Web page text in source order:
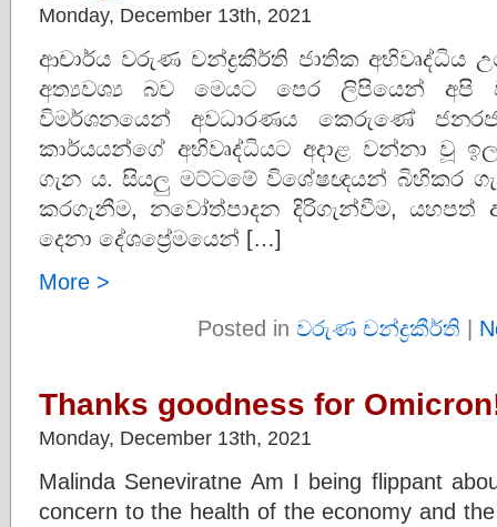
Monday, December 13th, 2021
ආචාර්ය වරුණ චන්ද්‍රකීර්ති ජාතික අභිවෘද්ධිය
අත්‍යවශ්‍ය බව මෙයට පෙර ලිපියෙන් අපි
විමර්ශනයෙන් අවධාරණය කෙරුණේ
කාර්යයන්ගේ අභිවෘද්ධියට අදාළ වන්නා වූ
ගැන ය. සියලු මට්ටමේ විශේෂඥයන් බිහිකර
කරගැනීම, නවෝත්පාදන දිරිගැන්වීම,
දෙනා දේශප්‍රේමයෙන් […]
More >
Posted in වරුණ චන්ද්‍රකීර්ති |
Thanks goodness for
Monday, December 13th, 2021
Malinda Seneviratne Am I being flippant
concern to the health of the economy and